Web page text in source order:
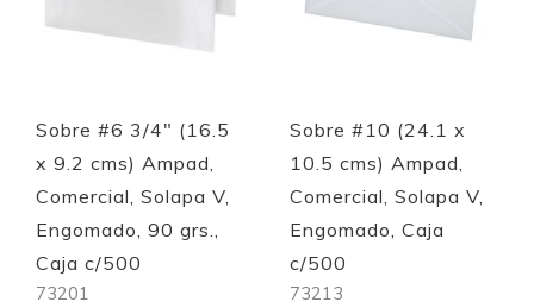
Sobre #6 3/4" (16.5
x 9.2 cms) Ampad,
Comercial, Solapa V,
Engomado, 90 grs.,
Caja c/500
73201
Sobre #10 (24.1 x
10.5 cms) Ampad,
Comercial, Solapa V,
Engomado, Caja
c/500
73213